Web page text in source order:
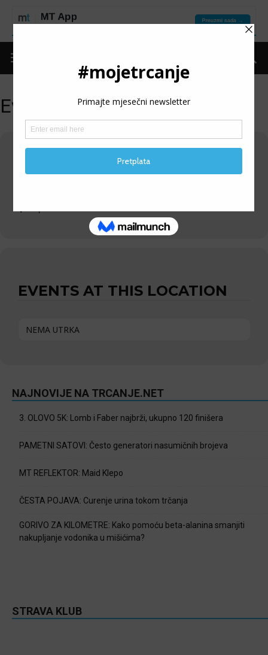
Events at this location
SPLIT
EVENTS AT THIS LOCATION
NEMA UTRKA
NAJNOVIJE NA TRCANJE.NET
3. OLOVO 5K: Lomb i Faber najbrži, ukupno 120 finišera
PAMETNI SATOVI: Često generatori nasumičnih brojeva
MT REFLEKTOR: Maid Klepo
ČESTA POJAVA: Curenje urina tokom trčanja
GORIVO ZA KILOMETRE: Kako pomoću beta-alanina smanjiti
nakupljanje vodonika u mišićima?
STRAVA KLUB